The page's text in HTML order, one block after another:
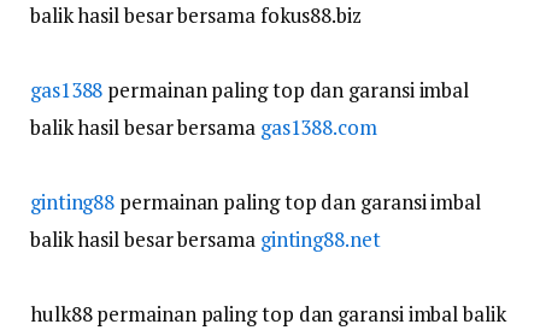
balik hasil besar bersama fokus88.biz
gas1388 permainan paling top dan garansi imbal
balik hasil besar bersama gas1388.com
ginting88 permainan paling top dan garansi imbal
balik hasil besar bersama ginting88.net
hulk88 permainan paling top dan garansi imbal balik